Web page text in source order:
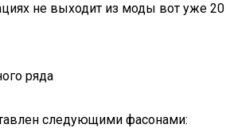
не выходит из моды вот уже 20
ряда
следующими фасонами: